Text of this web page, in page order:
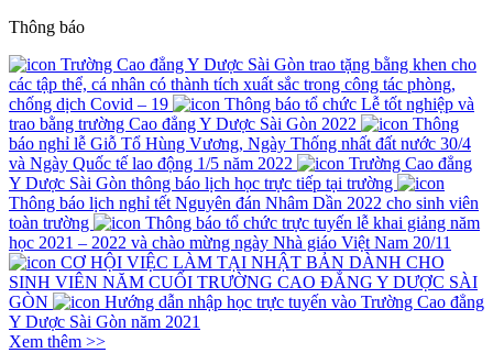
Thông báo
Trường Cao đẳng Y Dược Sài Gòn trao tặng bằng khen cho
các tập thể, cá nhân có thành tích xuất sắc trong công tác phòng,
chống dịch Covid – 19
Thông báo tổ chức Lễ tốt nghiệp và
trao bằng trường Cao đẳng Y Dược Sài Gòn 2022
Thông
báo nghỉ lễ Giỗ Tổ Hùng Vương, Ngày Thống nhất đất nước 30/4
và Ngày Quốc tế lao động 1/5 năm 2022
Trường Cao đẳng
Y Dược Sài Gòn thông báo lịch học trực tiếp tại trường
Thông báo lịch nghỉ tết Nguyên đán Nhâm Dần 2022 cho sinh viên
toàn trường
Thông báo tổ chức trực tuyến lễ khai giảng năm
học 2021 – 2022 và chào mừng ngày Nhà giáo Việt Nam 20/11
CƠ HỘI VIỆC LÀM TẠI NHẬT BẢN DÀNH CHO
SINH VIÊN NĂM CUỐI TRƯỜNG CAO ĐẲNG Y DƯỢC SÀI
GÒN
Hướng dẫn nhập học trực tuyến vào Trường Cao đẳng
Y Dược Sài Gòn năm 2021
Xem thêm >>